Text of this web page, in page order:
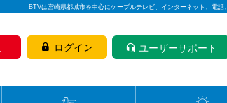
BTVは宮崎県都城市を中心にケーブルテレビ、インターネット、電
ログイン ユーザーサポート